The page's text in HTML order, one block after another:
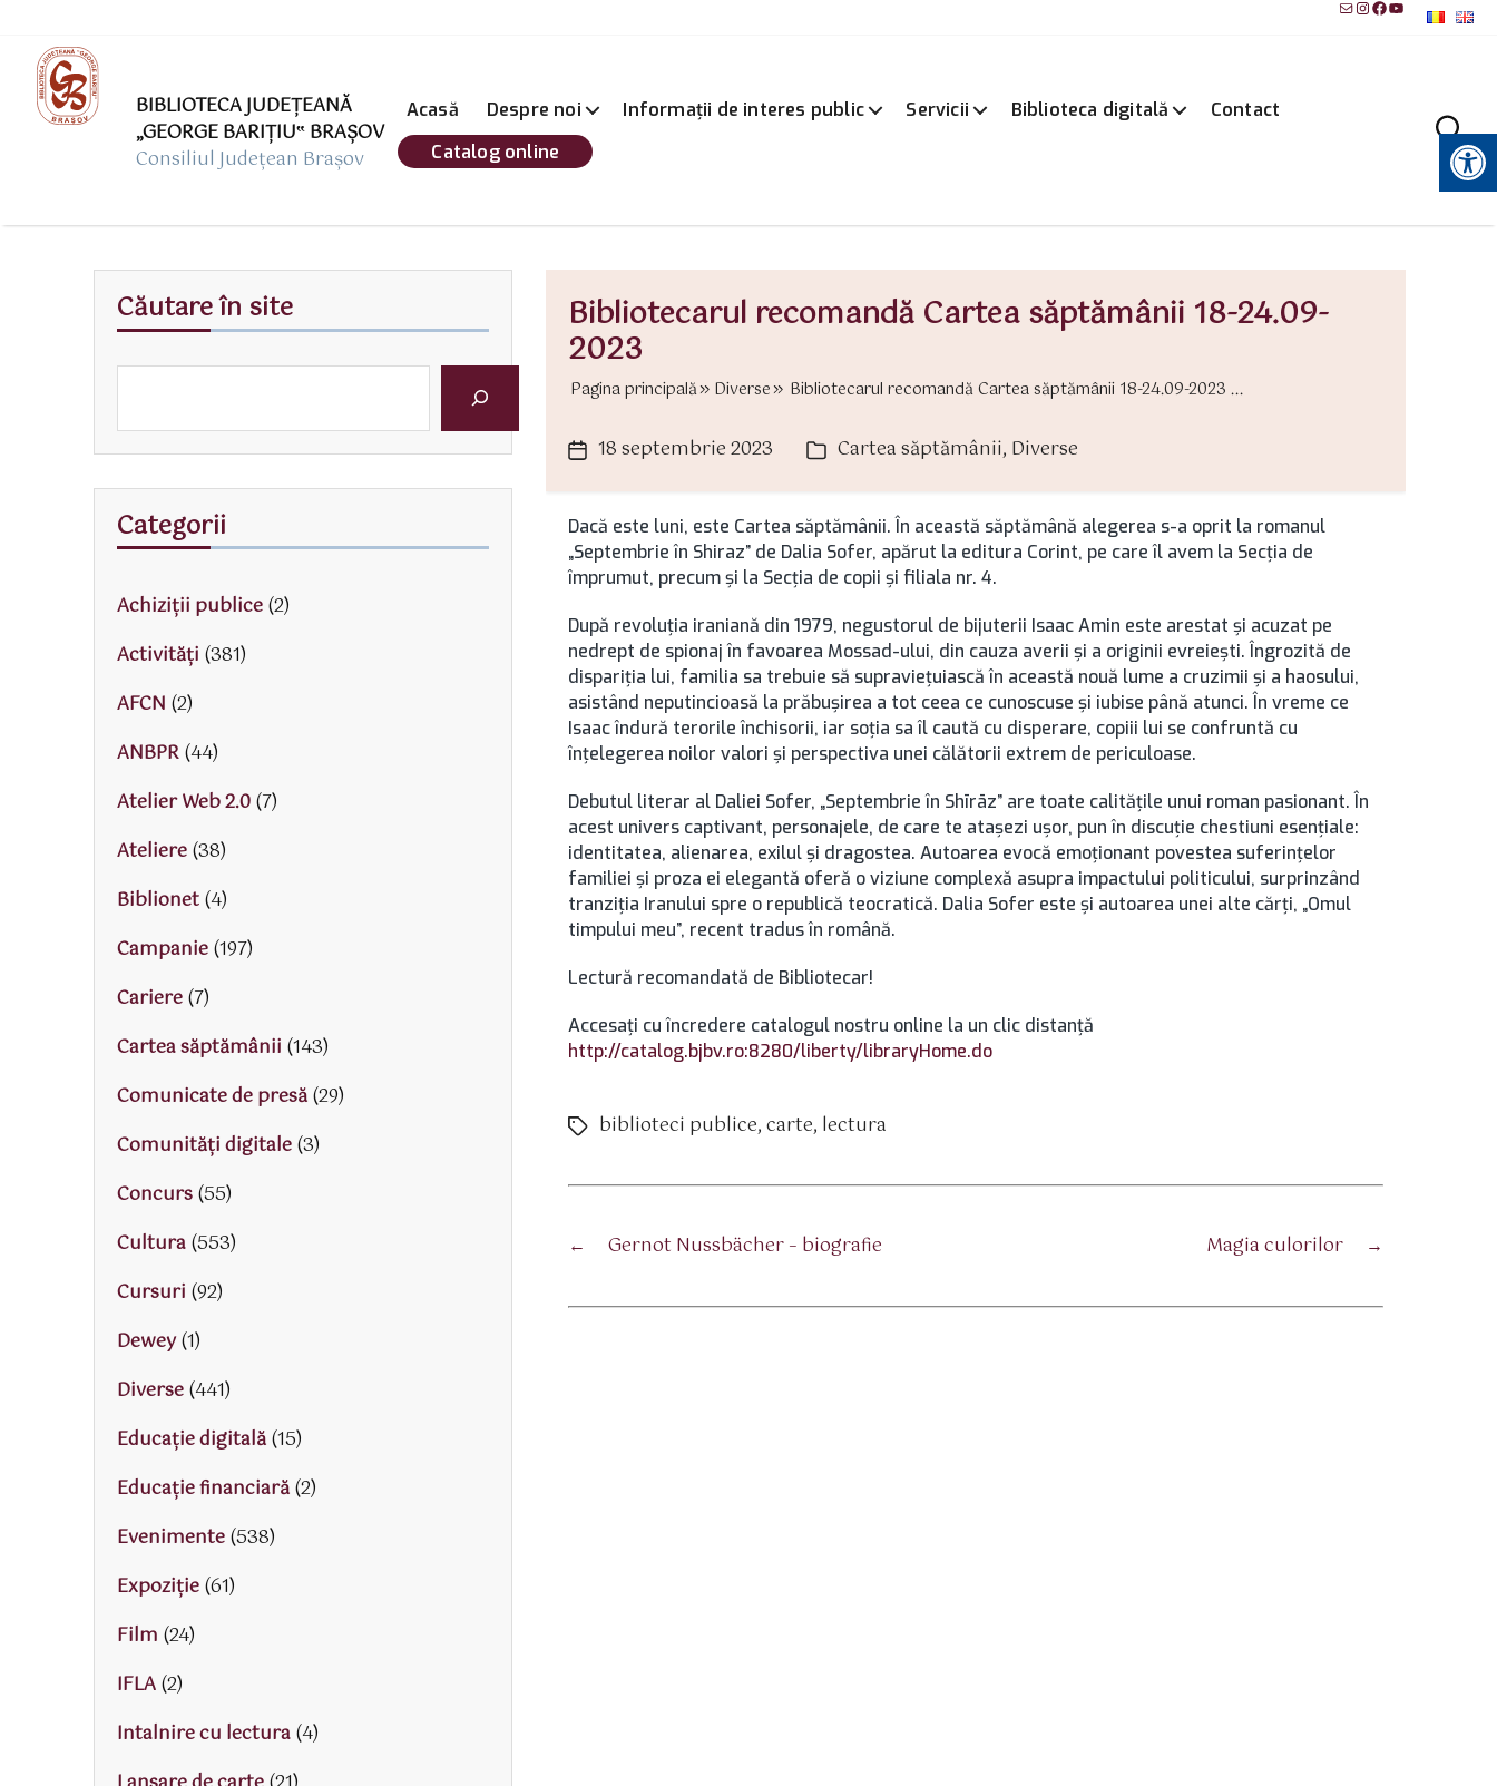
MailInstagram
Facebook
YouTube
BIBLIOTECA JUDEȚEANĂ
„GEORGE BARIŢIU‟ BRAŞOV
Consiliul Județean Brașov
Acasă Despre noi Informații de interes public Servicii Biblioteca digitală
Contact
Catalog online
Instrumente pentru accesibilitate
Bibliotecarul recomandă Cartea săptămânii 18-24.09-
2023
Pagina principală Diverse Bibliotecarul recomandă Cartea săptămânii 18-24.09-2023 ...
Dată18 septembrie 2023 Categorii
Cartea săptămânii, Diverse
Dacă este luni, este Cartea săptămânii. În această săptămână alegerea s-a oprit la romanul
„Septembrie în Shiraz” de Dalia Sofer, apărut la editura Corint, pe care îl avem la Secţia de
împrumut, precum şi la Secţia de copii şi filiala nr. 4.
După revoluția iraniană din 1979, negustorul de bijuterii Isaac Amin este arestat și acuzat pe
nedrept de spionaj în favoarea Mossad-ului, din cauza averii și a originii evreiești. Îngrozită de
dispariția lui, familia sa trebuie să supraviețuiască în această nouă lume a cruzimii și a haosului,
asistând neputincioasă la prăbușirea a tot ceea ce cunoscuse și iubise până atunci. În vreme ce
Isaac îndură terorile închisorii, iar soția sa îl caută cu disperare, copiii lui se confruntă cu
înțelegerea noilor valori și perspectiva unei călătorii extrem de periculoase.
Debutul literar al Daliei Sofer, „Septembrie în Shīrāz” are toate calitățile unui roman pasionant. În
acest univers captivant, personajele, de care te atașezi ușor, pun în discuție chestiuni esențiale:
identitatea, alienarea, exilul și dragostea. Autoarea evocă emoţionant povestea suferinţelor
familiei şi proza ei elegantă oferă o viziune complexă asupra impactului politicului, surprinzând
tranziţia Iranului spre o republică teocratică. Dalia Sofer este şi autoarea unei alte cărţi, „Omul
timpului meu”, recent tradus în română.
Lectură recomandată de Bibliotecar!
Accesaţi cu încredere catalogul nostru online la un clic distanţă
http://catalog.bjbv.ro:8280/liberty/libraryHome.do
Etichete
biblioteci publice,carte, lectura
← Gernot Nussbächer – biografie →
Magia culorilor
Căutare în site
Categorii
Achiziții publice(2)
Activităţi (381)
AFCN (2)
ANBPR(44)
Atelier Web 2.0(7)
Ateliere(38)
Biblionet(4)
Campanie(197)
Cariere(7)
Cartea săptămânii (143)
Comunicate de presă(29)
Comunități digitale(3)
Concurs(55)
Cultura(553)
Cursuri (92)
Dewey(1)
Diverse(441)
Educaţie digitală(15)
Educaţie financiară(2)
Evenimente(538)
Expoziție(61)
Film (24)
IFLA(2)
Intalnire cu lectura(4)